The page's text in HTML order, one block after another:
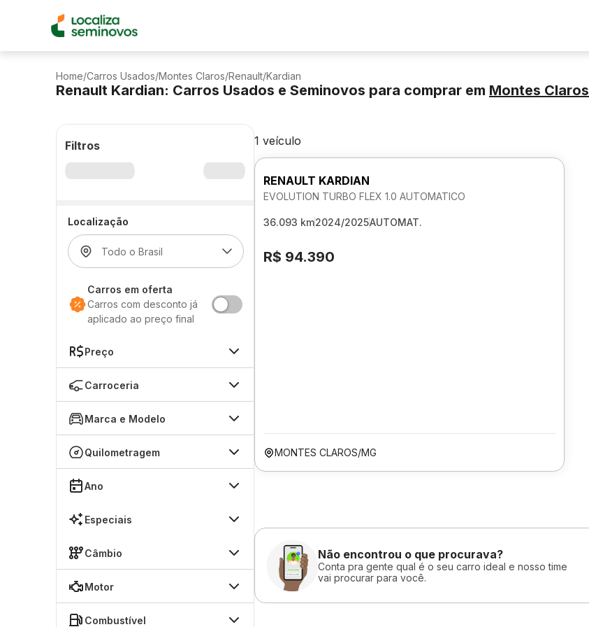
Home/Carros Usados/Montes Claros/Renault/Kardian
Renault Kardian: Carros Usados e Seminovos para comprar em Montes Claros
Filtros
Localização
Carros em oferta
Carros com desconto já
aplicado ao preço final
Preço
Carroceria
Marca e Modelo
Quilometragem
Ano
Especiais
Câmbio
Motor
Combustível
1 veículo
RENAULT KARDIAN
EVOLUTION TURBO FLEX 1.0 AUTOMATICO
36.093 km2024/2025AUTOMAT.
R$ 94.390
MONTES CLAROS/MG
Não encontrou o que procurava?
Conta pra gente qual é o seu carro ideal e nosso time
vai procurar para você.